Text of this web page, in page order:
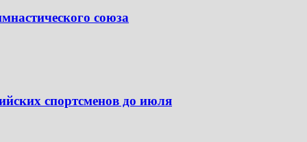
союза
спортсменов до июля